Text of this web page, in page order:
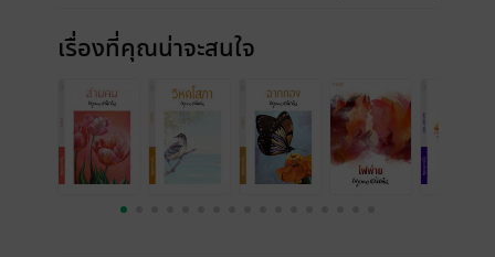
เรื่องที่คุณน่าจะสนใจ